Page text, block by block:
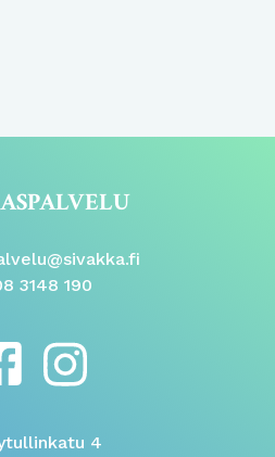
3148 190
4